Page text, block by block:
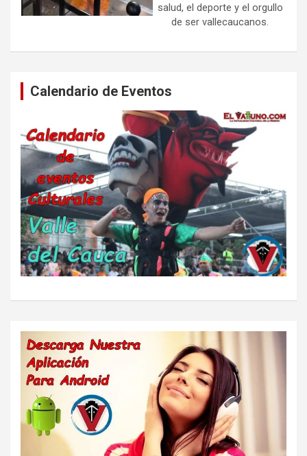
salud, el deporte y el orgullo
de ser vallecaucanos.
Calendario de Eventos